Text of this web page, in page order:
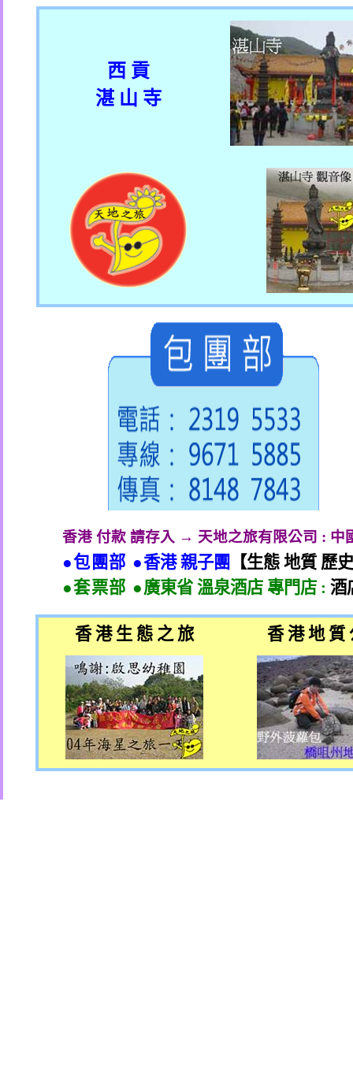
西 貢
湛 山 寺
香港 付款 請存入 → 天地之旅有限公司 : 中
●包團部 ●香港 親子團
【生態 地質 歷
●套票部 ●廣東省 溫泉酒店 專門店 : 酒
香 港 生 態 之 旅 香 港 地 質